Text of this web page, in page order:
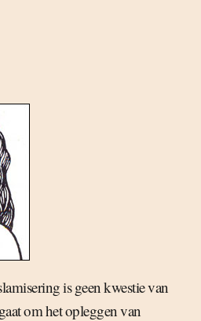
is geen kwestie van
om het opleggen van